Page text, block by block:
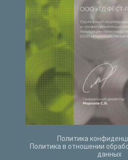
Политика
Политика в отношении
данных